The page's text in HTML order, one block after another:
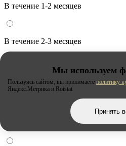
В течение 1-2 месяцев
В течение 2-3 месяцев
Мы используем
Пользуясь сайтом, вы принимаете политику
Яндекс.Метрика и Roistat
Принять